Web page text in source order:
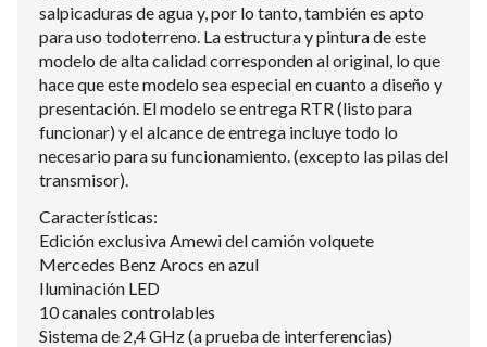
salpicaduras de agua y, por lo tanto, también es apto
para uso todoterreno. La estructura y pintura de este
modelo de alta calidad corresponden al original, lo que
hace que este modelo sea especial en cuanto a diseño y
presentación. El modelo se entrega RTR (listo para
funcionar) y el alcance de entrega incluye todo lo
necesario para su funcionamiento. (excepto las pilas del
transmisor).
Características:
Edición exclusiva Amewi del camión volquete
Mercedes Benz Arocs en azul
Iluminación LED
10 canales controlables
Sistema de 2,4 GHz (a prueba de interferencias)